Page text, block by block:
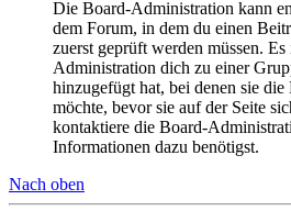
Die Board-Administration kann
dem Forum, in dem du einen
zuerst geprüft werden müssen.
Administration dich zu einer
hinzugefügt hat, bei denen sie die
möchte, bevor sie auf der Seite
kontaktiere die Board-
Informationen dazu benötigst.
Nach oben